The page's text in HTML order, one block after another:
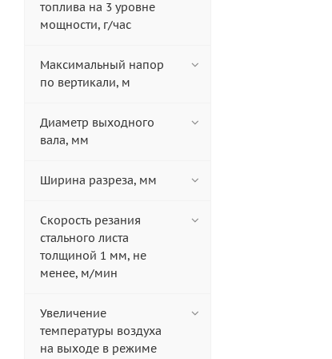
топлива на 3 уровне
мощности, г/час
Максимальный напор
по вертикали, м
Диаметр выходного
вала, мм
Ширина разреза, мм
Скорость резания
стального листа
толщиной 1 мм, не
менее, м/мин
Увеличение
температуры воздуха
на выходе в режиме